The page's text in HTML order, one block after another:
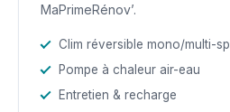
MaPrimeRénov’.
Clim réversible mono/multi-
Pompe à chaleur air-eau
Entretien & recharge